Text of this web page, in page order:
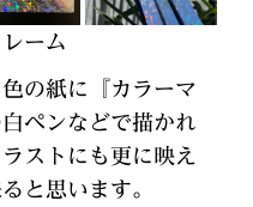
ーム
の紙に『カラーマ
ペンなどで描かれ
ストにも更に映え
と思います。